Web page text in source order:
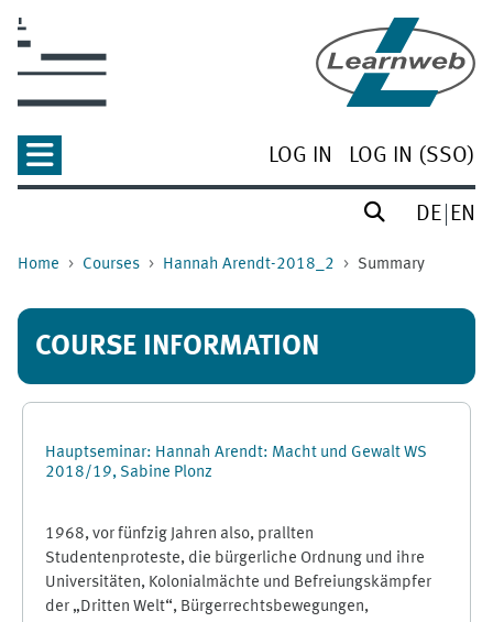
LOG IN LOG IN (SSO)
DE EN
Home Courses Hannah Arendt-2018_2 Summary
COURSE INFORMATION
Hauptseminar: Hannah Arendt: Macht und Gewalt WS
2018/19, Sabine Plonz
1968, vor fünfzig Jahren also, prallten
Studentenproteste, die bürgerliche Ordnung und ihre
Universitäten, Kolonialmächte und Befreiungskämpfer
der „Dritten Welt“, Bürgerrechtsbewegungen,